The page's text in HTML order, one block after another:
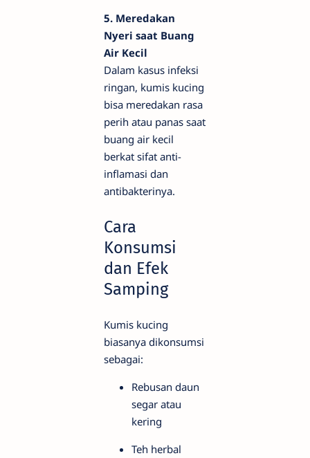
Bareng
Pemuda
GMIST di
Diduga
Diri di
Timur
5. Meredakan
Nyeri saat Buang
Air Kecil
Dalam kasus infeksi
ringan, kumis kucing
bisa meredakan rasa
perih atau panas saat
buang air kecil
berkat sifat anti-
inflamasi dan
antibakterinya.
Cara
Konsumsi
dan Efek
Samping
Kumis kucing
biasanya dikonsumsi
sebagai:
Rebusan daun
segar atau
kering
Teh herbal